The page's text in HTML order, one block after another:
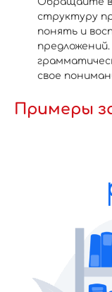
структуру
понять и
свое
Примеры